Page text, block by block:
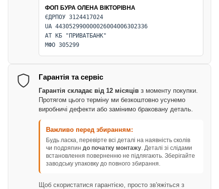
ФОП БУРА ОЛЕНА ВІКТОРІВНА
ЄДРПОУ 3124417024
UA 443052990000026004006302336
АТ КБ "ПРИВАТБАНК"
МФО 305299
Гарантія та сервіс
Гарантія складає від 12 місяців з моменту покупки.
Протягом цього терміну ми безкоштовно усунемо
виробничі дефекти або замінимо браковану деталь.
Важливо перед збиранням:
Будь ласка, перевірте всі деталі на наявність сколів
чи подряпин до початку монтажу . Деталі зі слідами
встановлення поверненню не підлягають. Зберігайте
заводську упаковку до повного збирання.
Щоб скористатися гарантією, просто зв'яжіться з